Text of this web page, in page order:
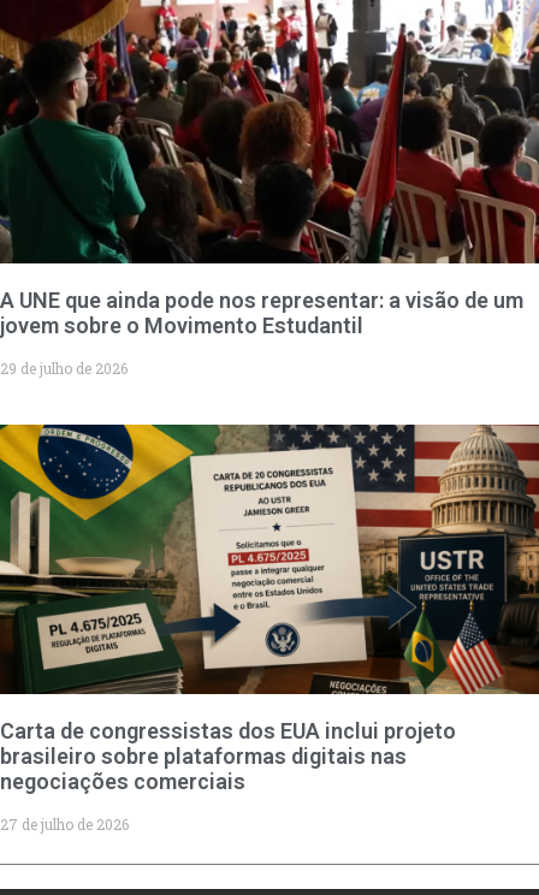
A UNE que ainda pode nos representar: a visão de um
jovem sobre o Movimento Estudantil
29 de julho de 2026
Carta de congressistas dos EUA inclui projeto
brasileiro sobre plataformas digitais nas
negociações comerciais
27 de julho de 2026